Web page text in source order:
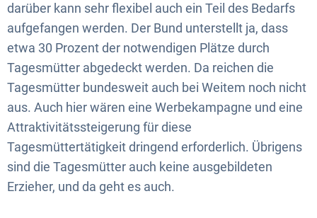
darüber kann sehr flexibel auch ein Teil des Bedarfs
aufgefangen werden. Der Bund unterstellt ja, dass
etwa 30 Prozent der notwendigen Plätze durch
Tagesmütter abgedeckt werden. Da reichen die
Tagesmütter bundesweit auch bei Weitem noch nicht
aus. Auch hier wären eine Werbekampagne und eine
Attraktivitätssteigerung für diese
Tagesmüttertätigkeit dringend erforderlich. Übrigens
sind die Tagesmütter auch keine ausgebildeten
Erzieher, und da geht es auch.